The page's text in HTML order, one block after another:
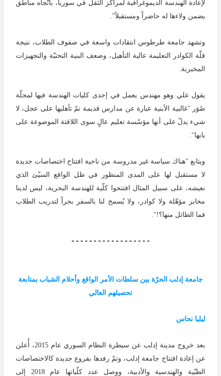
لإعادة الهندسة الديموغرافية لمراكز الثقل في سوريا، باتّجاه مناطق
يضمن ولاءها له حاضراً ومستقبلاً".
وتشهد جامعة طرطوس انتقادات واسعة في صفوف الطلاب، نتيجة
قلّة الكوادر التعليمة عالية التأهيل، وضعف البنية التحتيّة والتجهيزات
المخبرية.
يقول علي وهو مهندس يعمل في إحدى كليات الهندسة فيها لمجلّة
صُوَر "غالبية الأبنية عبارة عن مدارس قديمة تمّ تأهليها على عجل، لا
شيء يدلّ على أنها مؤسّسة تعليم عالٍ سوى اللافتة الموضوعة على
بابها".
ويتابع "هناك سياسة غير مدروسة من ناحية افتتاح اختصاصات جديدة
لا مستقبل لها على المدى المنظور في ظل الواقع السيّئ الذي
نعيشه، على سبيل المثال افتتحوا كلّية للهندسة البحرية، ليس لدينا
مخابر مؤهّلة ولا كوادر، ولا يُسمح لنا بالسفر بحراً لتدريب الطلاب
فما الطائل منها؟!".
- - - - - - - - - - - - - - - - - -
جامعة إدلب الحرّة بين سلطات الأمر الواقع وأحلام الشباب بمتابعة
تحصيلهم العالي
ليليا نحاس
بعد خروج مدينة إدلب عن سيطرة النظام السوري عام 2015، أُعلن
عن إعادة افتتاح جامعة إدلب، وتمّ رفدها بفروع جديدة كالاختصاصات
الطبّية والهندسية والأدبية، ووصل عدد كلّياتها عام 2018 إلى